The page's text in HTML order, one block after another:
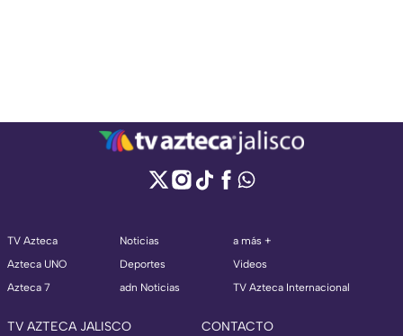
TV Azteca
Azteca UNO
Azteca 7
Noticias
Deportes
adn Noticias
a más +
Videos
TV Azteca Internacional
TV AZTECA JALISCO CONTACTO